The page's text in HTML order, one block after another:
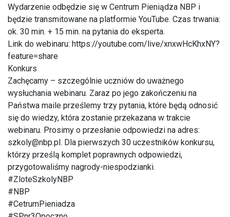
Wydarzenie odbędzie się w Centrum Pieniądza NBP i
będzie transmitowane na platformie YouTube. Czas trwania:
ok. 30 min. + 15 min. na pytania do eksperta.
Link do webinaru: https://youtube.com/live/xnxwHcKhxNY?
feature=share
Konkurs
Zachęcamy – szczególnie uczniów do uważnego
wysłuchania webinaru. Zaraz po jego zakończeniu na
Państwa maile prześlemy trzy pytania, które będą odnosić
się do wiedzy, która zostanie przekazana w trakcie
webinaru. Prosimy o przesłanie odpowiedzi na adres:
szkoly@nbp.pl. Dla pierwszych 30 uczestników konkursu,
którzy prześlą komplet poprawnych odpowiedzi,
przygotowaliśmy nagrody-niespodzianki.
#ZloteSzkolyNBP
#NBP
#CetrumPieniadza